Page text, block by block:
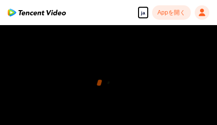
ja Appを開く